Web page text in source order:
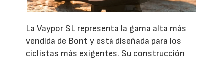
La Vaypor SL representa la gama alta más
vendida de Bont y está diseñada para los
ciclistas más exigentes. Su construcción